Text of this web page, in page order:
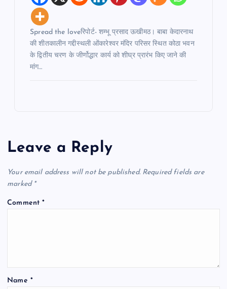
Spread the loveरिपोर्ट- शम्भू प्रसाद ऊखीमठ। बाबा केदारनाथ
की शीतकालीन गद्दीस्थली ओंकारेश्वर मंदिर परिसर स्थित कोठा भवन
के द्वितीय चरण के जीर्णोद्धार कार्य को शीघ्र प्रारंभ किए जाने की
मांग…
Leave a Reply
Your email address will not be published. Required fields are
marked *
Comment*
Name *